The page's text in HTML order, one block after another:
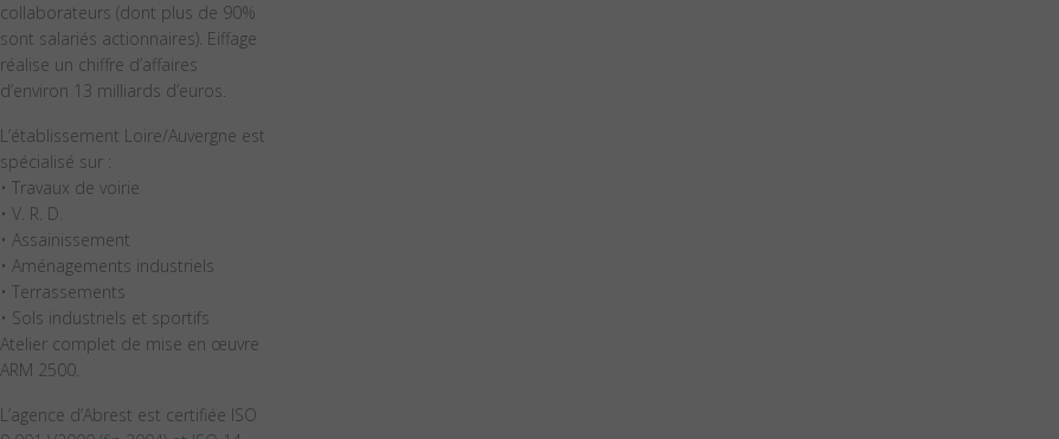
collaborateurs (dont plus de 90%
sont salariés actionnaires). Eiffage
réalise un chiffre d’affaires
d’environ 13 milliards d’euros.
L’établissement Loire/Auvergne est
spécialisé sur :
• Travaux de voirie
• V. R. D.
• Assainissement
• Aménagements industriels
• Terrassements
• Sols industriels et sportifs
Atelier complet de mise en œuvre
ARM 2500.
L’agence d’Abrest est certifiée ISO